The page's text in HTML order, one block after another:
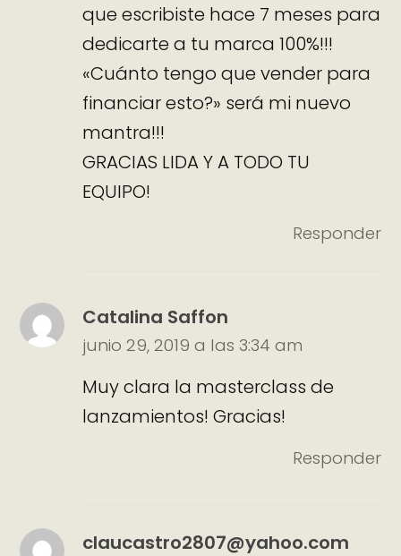
que escribiste hace 7 meses para
dedicarte a tu marca 100%!!!
«Cuánto tengo que vender para
financiar esto?» será mi nuevo
mantra!!!
GRACIAS LIDA Y A TODO TU
EQUIPO!
Responder
Catalina Saffon
junio 29, 2019 a las 3:34 am
Muy clara la masterclass de
lanzamientos! Gracias!
Responder
claucastro2807@yahoo.com